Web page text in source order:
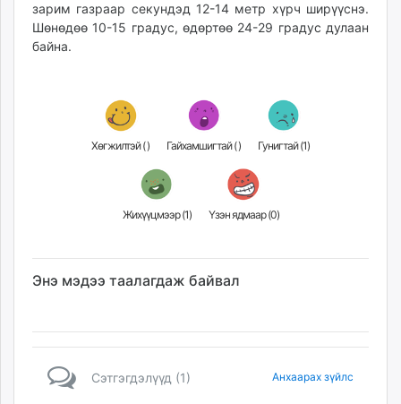
зарим газраар секундэд 12-14 метр хүрч ширүүснэ.
Шөнөдөө 10-15 градус, өдөртөө 24-29 градус дулаан
байна.
Хөгжилтэй () Гайхамшигтай () Гунигтай (1)
Жихүүцмээр (1) Үзэн ядмаар (0)
Энэ мэдээ таалагдаж байвал
Сэтгэгдэлүүд (1) Анхаарах зүйлс